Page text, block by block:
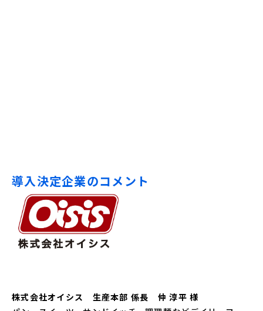
導入決定企業のコメント
株式会社オイシス 生産本部 係長 仲 淳平 様